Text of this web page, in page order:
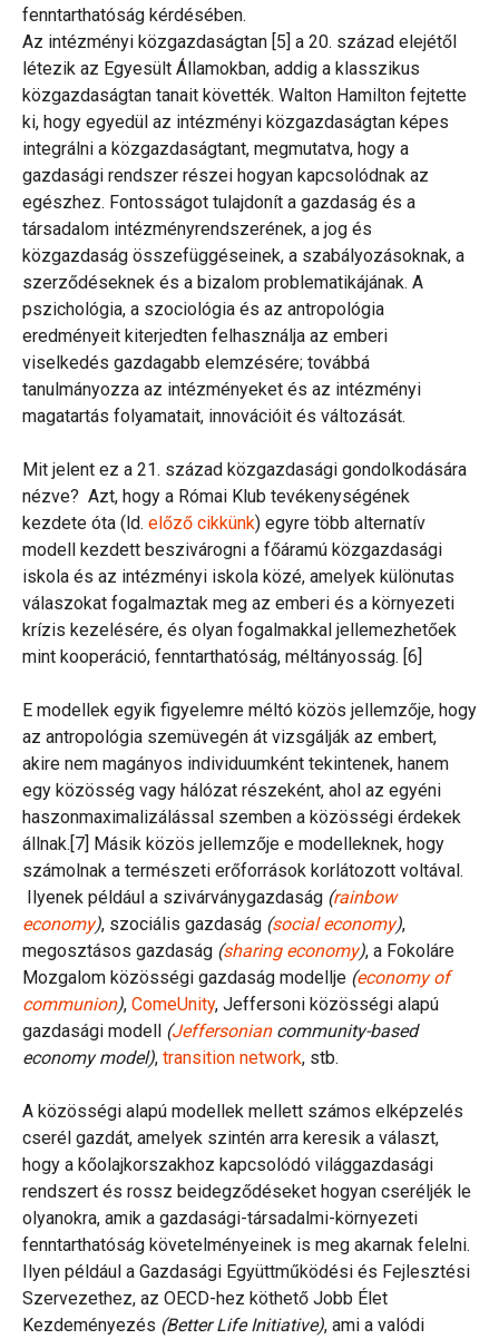
fenntarthatóság kérdésében.
Az intézményi közgazdaságtan [5] a 20. század elejétől
létezik az Egyesült Államokban, addig a klasszikus
közgazdaságtan tanait követték. Walton Hamilton fejtette
ki, hogy egyedül az intézményi közgazdaságtan képes
integrálni a közgazdaságtant, megmutatva, hogy a
gazdasági rendszer részei hogyan kapcsolódnak az
egészhez. Fontosságot tulajdonít a gazdaság és a
társadalom intézményrendszerének, a jog és
közgazdaság összefüggéseinek, a szabályozásoknak, a
szerződéseknek és a bizalom problematikájának. A
pszichológia, a szociológia és az antropológia
eredményeit kiterjedten felhasználja az emberi
viselkedés gazdagabb elemzésére; továbbá
tanulmányozza az intézményeket és az intézményi
magatartás folyamatait, innovációit és változását.
Mit jelent ez a 21. század közgazdasági gondolkodására
nézve? Azt, hogy a Római Klub tevékenységének
kezdete óta (ld. előző cikkünk) egyre több alternatív
modell kezdett beszivárogni a főáramú közgazdasági
iskola és az intézményi iskola közé, amelyek különutas
válaszokat fogalmaztak meg az emberi és a környezeti
krízis kezelésére, és olyan fogalmakkal jellemezhetőek
mint kooperáció, fenntarthatóság, méltányosság. [6]
E modellek egyik figyelemre méltó közös jellemzője, hogy
az antropológia szemüvegén át vizsgálják az embert,
akire nem magányos individuumként tekintenek, hanem
egy közösség vagy hálózat részeként, ahol az egyéni
haszonmaximalizálással szemben a közösségi érdekek
állnak.[7] Másik közös jellemzője e modelleknek, hogy
számolnak a természeti erőforrások korlátozott voltával.
Ilyenek például a szivárványgazdaság (rainbow
economy), szociális gazdaság (social economy),
megosztásos gazdaság (sharing economy), a Fokoláre
Mozgalom közösségi gazdaság modellje (economy of
communion), ComeUnity, Jeffersoni közösségi alapú
gazdasági modell (Jeffersoniancommunity-based
economy model), transition network, stb.
A közösségi alapú modellek mellett számos elképzelés
cserél gazdát, amelyek szintén arra keresik a választ,
hogy a kőolajkorszakhoz kapcsolódó világgazdasági
rendszert és rossz beidegződéseket hogyan cseréljék le
olyanokra, amik a gazdasági-társadalmi-környezeti
fenntarthatóság követelményeinek is meg akarnak felelni.
Ilyen például a Gazdasági Együttműködési és Fejlesztési
Szervezethez, az OECD-hez köthető Jobb Élet
Kezdeményezés (Better Life Initiative), ami a valódi